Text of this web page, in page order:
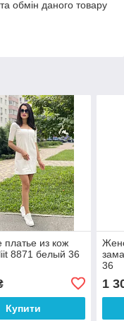
обмін даного товару
из кож
8871 белый 36
Купити
36
1